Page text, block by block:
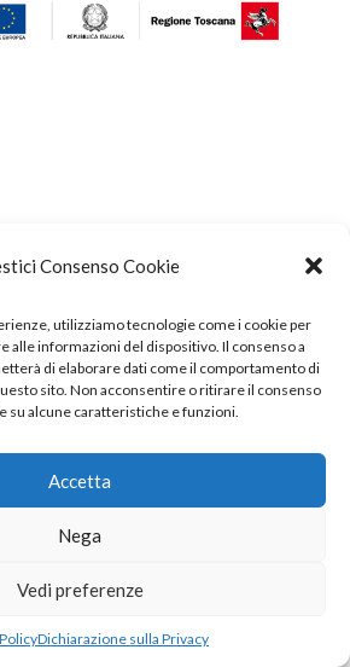
Consenso Cookie
utilizziamo tecnologie come i cookie per
alle informazioni del dispositivo. Il consenso a
di elaborare dati come il comportamento di
sito. Non acconsentire o ritirare il consenso
su alcune caratteristiche e funzioni.
Accetta
Nega
Vedi preferenze
Dichiarazione sulla Privacy